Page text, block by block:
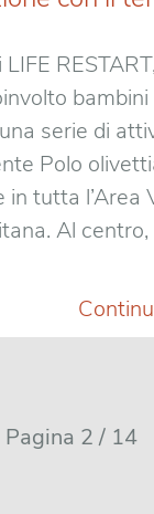
bambini
serie di
Polo
in tutta l’Area
Al
Pagina 2 / 14